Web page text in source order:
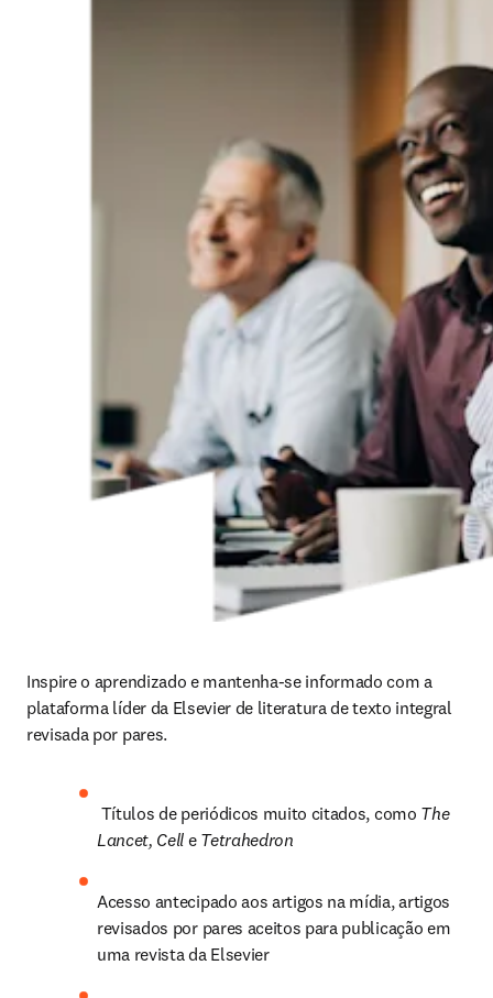
Inspire o aprendizado e mantenha-se informado com a
plataforma líder da Elsevier de literatura de texto integral
revisada por pares.
Títulos de periódicos muito citados, como The
Lancet, Cell e Tetrahedron
Acesso antecipado aos artigos na mídia, artigos
revisados por pares aceitos para publicação em
uma revista da Elsevier